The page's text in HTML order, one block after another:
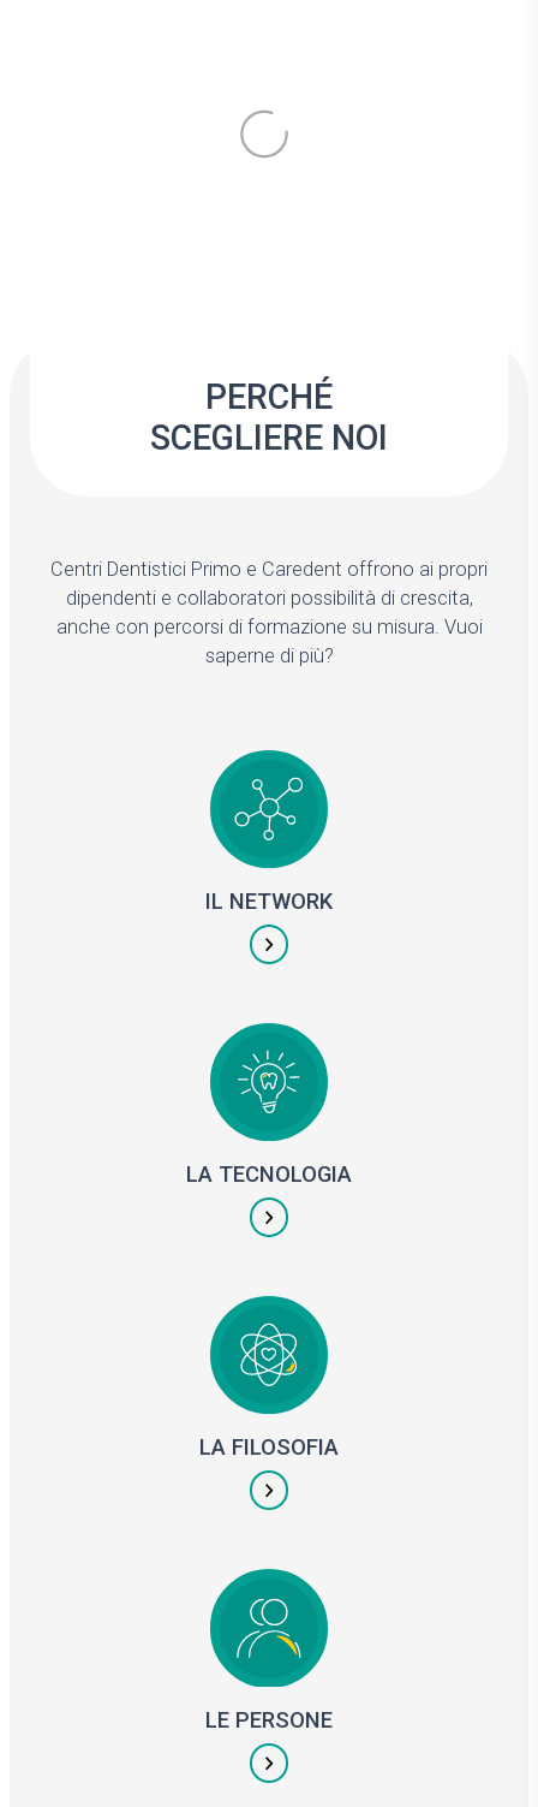
PERCHÉ
SCEGLIERE NOI
Centri Dentistici Primo e Caredent offrono ai propri
dipendenti e collaboratori possibilità di crescita,
anche con percorsi di formazione su misura. Vuoi
saperne di più?
IL NETWORK
LA TECNOLOGIA
LA FILOSOFIA
LE PERSONE